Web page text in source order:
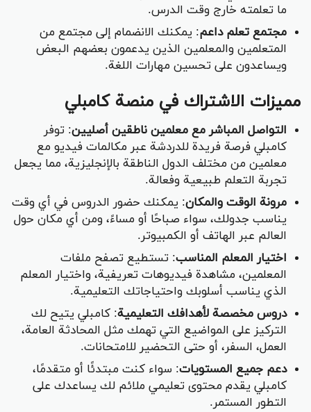
ما تعلمته خارج وقت الدرس.
مجتمع تعلم داعم: يمكنك الانضمام إلى مجتمع من
المتعلمين والمعلمين الذين يدعمون بعضهم البعض
ويساعدون على تحسين مهارات اللغة.
مميزات الاشتراك في منصة كامبلي
التواصل المباشر مع معلمين ناطقين أصليين: توفر
كامبلي فرصة فريدة للدردشة عبر مكالمات فيديو مع
معلمين من مختلف الدول الناطقة بالإنجليزية، مما يجعل
تجربة التعلم طبيعية وفعالة.
مرونة الوقت والمكان: يمكنك حضور الدروس في أي وقت
يناسب جدولك، سواء صباحًا أو مساءً، ومن أي مكان حول
العالم عبر الهاتف أو الكمبيوتر.
اختيار المعلم المناسب: تستطيع تصفح ملفات
المعلمين، مشاهدة فيديوهات تعريفية، واختيار المعلم
الذي يناسب أسلوبك واحتياجاتك التعليمية.
دروس مخصصة لأهدافك التعليمية: كامبلي يتيح لك
التركيز على المواضيع التي تهمك مثل المحادثة العامة،
العمل، السفر، أو حتى التحضير للامتحانات.
دعم جميع المستويات: سواء كنت مبتدئًا أو متقدمًا،
كامبلي يقدم محتوى تعليمي ملائم لك يساعدك على
التطور المستمر.